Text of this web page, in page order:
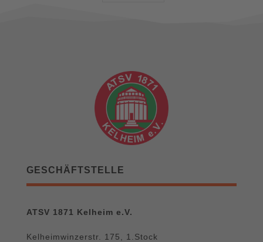
GESCHÄFTSTELLE
ATSV 1871 Kelheim e.V.
Kelheimwinzerstr. 175, 1.Stock